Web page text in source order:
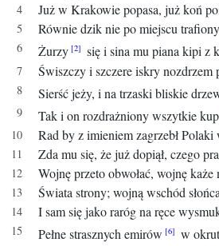
Już w Krakowie popasa, już koń
Równie dzik nie po miejscu
Żurzy
się i sina mu piana kipi z
Świszczy i szczere iskry nozdrzem
Sierść jeży, i na trzaski bliskie
Tak i on rozdrażniony wszytkie
Rad by z imieniem zagrzebł Polaki
Zda mu się, że już dopiął, czego
Wojnę przeto obwołać, wojnę każe
Świata strony; wojną wschód
I sam się jako raróg na ręce
Pełne strasznych emirów
w